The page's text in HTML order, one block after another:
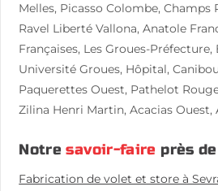
Melles, Picasso Colombe, Champs
Ravel Liberté Vallona, Anatole
Françaises, Les Groues-
Université Groues, Hôpital,
Paquerettes Ouest, Pathelot
Zilina Henri Martin, Acacias Ouest,
Notresavoir-faire près
Fabrication de volet et store à